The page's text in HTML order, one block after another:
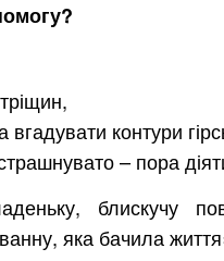
контури
– пора
блискучу
яка бачила